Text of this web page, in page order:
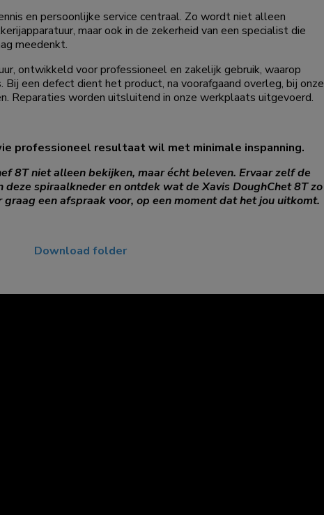
en persoonlijke service centraal. Zo wordt niet alleen
maar ook in de zekerheid van een specialist die
meedenkt.
ontwikkeld voor professioneel en zakelijk gebruik, waarop
Bij een defect dient het product, na voorafgaand overleg, bij onze
Reparaties worden uitsluitend in onze werkplaats uitgevoerd.
professioneel resultaat wil met minimale inspanning.
8T niet alleen bekijken, maar écht beleven. Ervaar zelf de
spiraalkneder en ontdek wat de Xavis DoughChet 8T zo
een afspraak voor, op een moment dat het jou uitkomt.
Download folder